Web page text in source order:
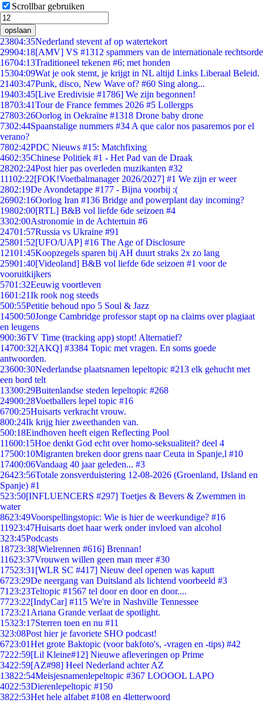
Scrollbar gebruiken
opslaan
23804:35Nederland stevent af op watertekort
29904:18[AMV] VS #1312 spammers van de internationale rechtsorde
16704:13Traditioneel tekenen #6; met honden
15304:09Wat je ook stemt, je krijgt in NL altijd Links Liberaal Beleid.
21403:47Punk, disco, New Wave of? #60 Sing along...
19403:45[Live Eredivisie #1786] We zijn begonnen!
18703:41Tour de France femmes 2026 #5 Lollergps
27803:26Oorlog in Oekraïne #1318 Drone baby drone
7302:44Spaanstalige nummers #34 A que calor nos pasaremos por el
verano?
7802:42PDC Nieuws #15: Matchfixing
4602:35Chinese Politiek #1 - Het Pad van de Draak
28202:24Post hier pas overleden muzikanten #32
11102:22[FOK!Voetbalmanager 2026/2027] #1 We zijn er weer
2802:19De Avondetappe #177 - Bijna voorbij :(
26902:16Oorlog Iran #136 Bridge and powerplant day incoming?
19802:00[RTL] B&B vol liefde 6de seizoen #4
3302:00Astronomie in de Achtertuin #6
24701:57Russia vs Ukraine #91
25801:52[UFO/UAP] #16 The Age of Disclosure
12101:45Koopzegels sparen bij AH duurt straks 2x zo lang
25901:40[Videoland] B&B vol liefde 6de seizoen #1 voor de
vooruitkijkers
5701:32Eeuwig voortleven
1601:21Ik rook nog steeds
500:55Petitie behoud npo 5 Soul & Jazz
14500:50Jonge Cambridge professor stapt op na claims over plagiaat
en leugens
900:36TV Time (tracking app) stopt! Alternatief?
14700:32[AKQ] #3384 Topic met vragen. En soms goede
antwoorden.
23600:30Nederlandse plaatsnamen lepeltopic #213 elk gehucht met
een bord telt
13300:29Buitenlandse steden lepeltopic #268
24900:28Voetballers lepel topic #16
6700:25Huisarts verkracht vrouw.
800:24Ik krijg hier zweethanden van.
500:18Eindhoven heeft eigen Reflecting Pool
11600:15Hoe denkt God echt over homo-seksualiteit? deel 4
17500:10Migranten breken door grens naar Ceuta in Spanje,l #10
17400:06Vandaag 40 jaar geleden... #3
26423:56Totale zonsverduistering 12-08-2026 (Groenland, IJsland en
Spanje) #1
523:50[INFLUENCERS #297] Toetjes & Bevers & Zwemmen in
water
8623:49Voorspellingstopic: Wie is hier de weerkundige? #16
11923:47Huisarts doet haar werk onder invloed van alcohol
323:45Podcasts
18723:38[Wielrennen #616] Brennan!
11623:37Vrouwen willen geen man meer #30
17523:31 [WLR SC #417] Nieuw deel openen was kaputt
6723:29De neergang van Duitsland als lichtend voorbeeld #3
71 23:23Teltopic #1567 tel door en door en door....
7723:22[IndyCar] #115 We're in Nashville Tennessee
1723:21 Ariana Grande verlaat de spotlight.
15323:17Sterren toen en nu #11
323:08Post hier je favoriete SHO podcast!
6723:01Het grote Baktopic (voor bakfoto's, -vragen en -tips) #42
7222:59[Lil Kleine#12] Nieuwe afleveringen op Prime
3422:59[AZ#98] Heel Nederland achter AZ
13822:54Meisjesnamenlepeltopic #367 LOOOOL LAPO
4022:53Dierenlepeltopic #150
3822:53Het hele alfabet #108 en 4letterwoord